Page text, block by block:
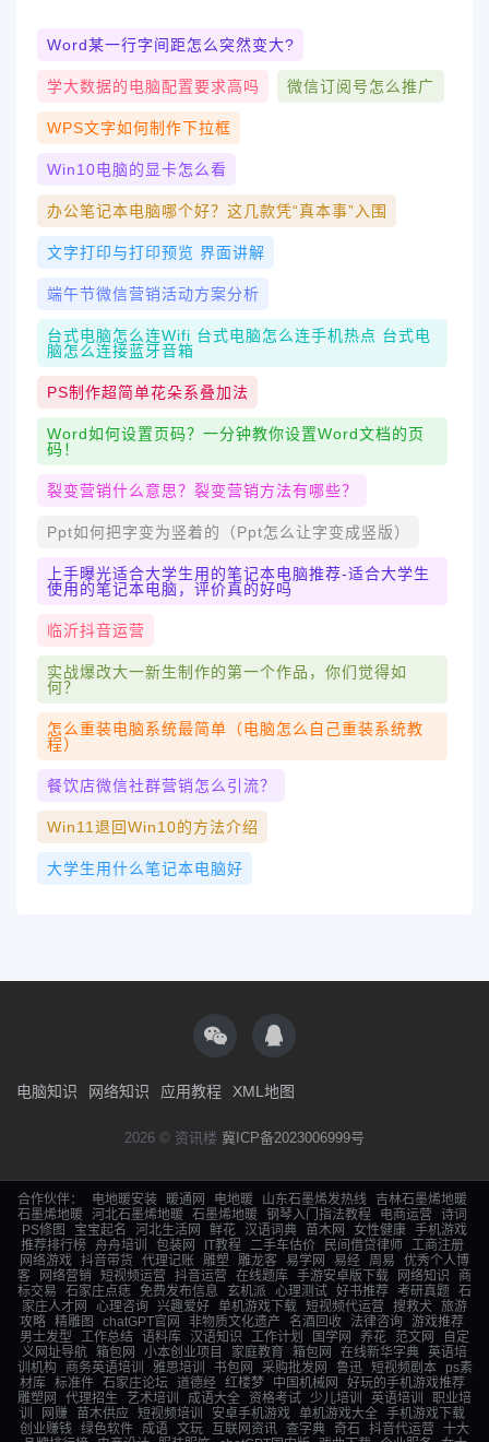
Word某一行字间距怎么突然变大?
学大数据的电脑配置要求高吗 微信订阅号怎么推广
WPS文字如何制作下拉框
Win10电脑的显卡怎么看
办公笔记本电脑哪个好？这几款凭“真本事”入围
文字打印与打印预览 界面讲解
端午节微信营销活动方案分析
台式电脑怎么连wifi 台式电脑怎么连手机热点 台式电
脑怎么连接蓝牙音箱
PS制作超简单花朵系叠加法
Word如何设置页码？一分钟教你设置Word文档的页
码！
裂变营销什么意思？裂变营销方法有哪些？
Ppt如何把字变为竖着的（ppt怎么让字变成竖版）
上手曝光适合大学生用的笔记本电脑推荐-适合大学生
使用的笔记本电脑，评价真的好吗
临沂抖音运营
实战爆改大一新生制作的第一个作品，你们觉得如
何？
怎么重装电脑系统最简单（电脑怎么自己重装系统教
程）
餐饮店微信社群营销怎么引流？
Win11退回win10的方法介绍
大学生用什么笔记本电脑好
电脑知识 网络知识 应用教程 XML地图
2026 © 资讯楼 冀ICP备2023006999号
合作伙伴： 电地暖安装 暖通网 电地暖 山东石墨烯发热线
吉林石墨烯地暖
石墨烯地暖
河北石墨烯地暖 石墨烯地暖 钢琴入门指法教程 电商运营
诗词
PS修图
宝宝起名 河北生活网 鲜花 汉语词典 苗木网 女性健康 手机游戏
推荐排行榜
舟舟培训 包装网 IT教程 二手车估价 民间借贷律师
工商注册
网络游戏 抖音带货 代理记账 雕塑 雕龙客 易学网 易经 周易
优秀个人博
客
网络营销 短视频运营 抖音运营 在线题库 手游安卓版下载 网络知识
商
标交易
石家庄点痣 免费发布信息 玄机派 心理测试 好书推荐 考研真题 石
家庄人才网
心理咨询 兴趣爱好 单机游戏下载 短视频代运营 搜救犬 旅游
攻略 精雕图 chatGPT官网 非物质文化遗产 名酒回收 法律咨询 游戏推荐
男士发型
工作总结 语料库 汉语知识 工作计划 国学网 养花 范文网
自定
义网址导航 箱包网 小本创业项目 家庭教育 箱包网 在线新华字典 英语培
训机构
商务英语培训 雅思培训 书包网 采购批发网 鲁迅 短视频剧本
ps素
材库
标准件 石家庄论坛 道德经 红楼梦 中国机械网
好玩的手机游戏推荐
雕塑网
代理招生 艺术培训 成语大全 资格考试 少儿培训 英语培训
职业培
训
网赚 苗木供应 短视频培训 安卓手机游戏 单机游戏大全
手机游戏下载
创业赚钱
绿色软件 成语 文玩 互联网资讯 查字典 奇石 抖音代运营 十大